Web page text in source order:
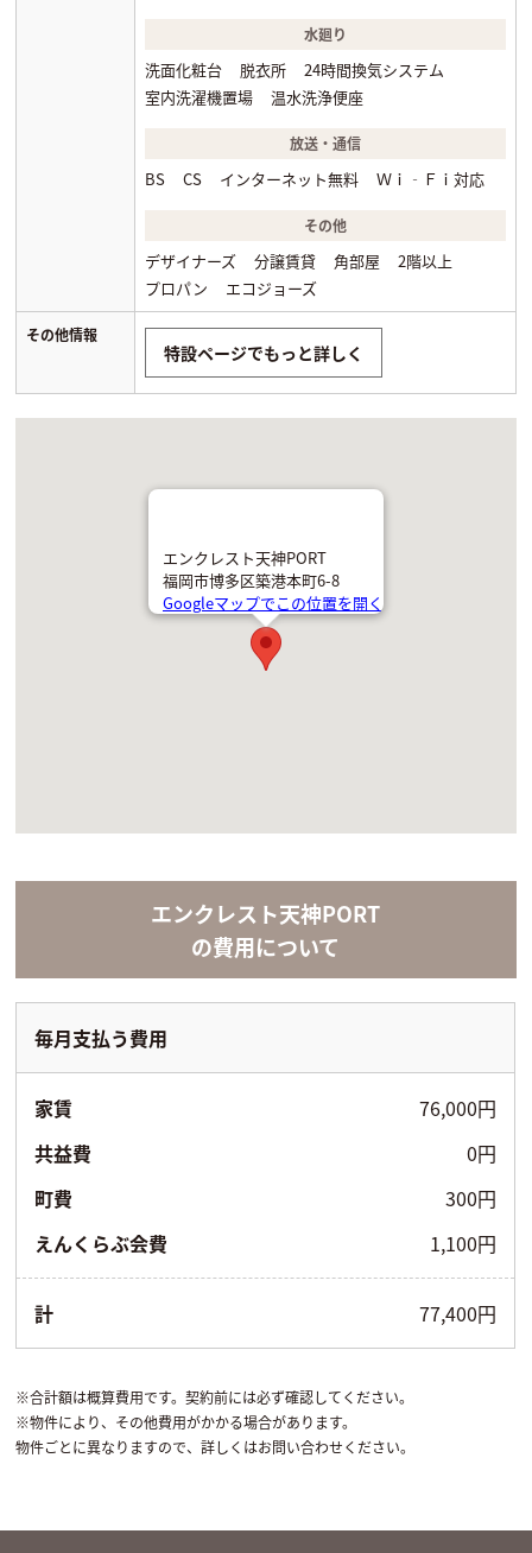
水廻り
洗面化粧台 脱衣所
24時間換気システム
室内洗濯機置場
温水洗浄便座
放送・通信
BS CS インターネット無料 Ｗｉ‐Ｆｉ対応
その他
デザイナーズ 分譲賃貸 角部屋
2階以上
プロパン
エコジョーズ
その他情報
特設ページでもっと詳しく
エンクレスト天神PORT
福岡市博多区築港本町6-8
Googleマップでこの位置を開く
エンクレスト天神PORT
の費用について
毎月支払う費用
家賃
76,000円
共益費
0円
町費
300円
えんくらぶ会費
1,100円
計 77,400円
※合計額は概算費用です。契約前には必ず確認してください。
※物件により、その他費用がかかる場合があります。
物件ごとに異なりますので、詳しくはお問い合わせください。